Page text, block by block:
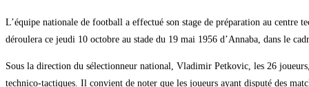
L’équipe nationale de football a effectué son stage de préparation au
déroulera ce jeudi 10 octobre au stade du 19 mai 1956 d’Annaba, dans le
Sous la direction du sélectionneur national, Vladimir Petkovic, les 26
technico-tactiques. Il convient de noter que les joueurs ayant disputé des